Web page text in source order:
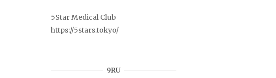
5Star Medical Club
https://5stars.tokyo/
9RU